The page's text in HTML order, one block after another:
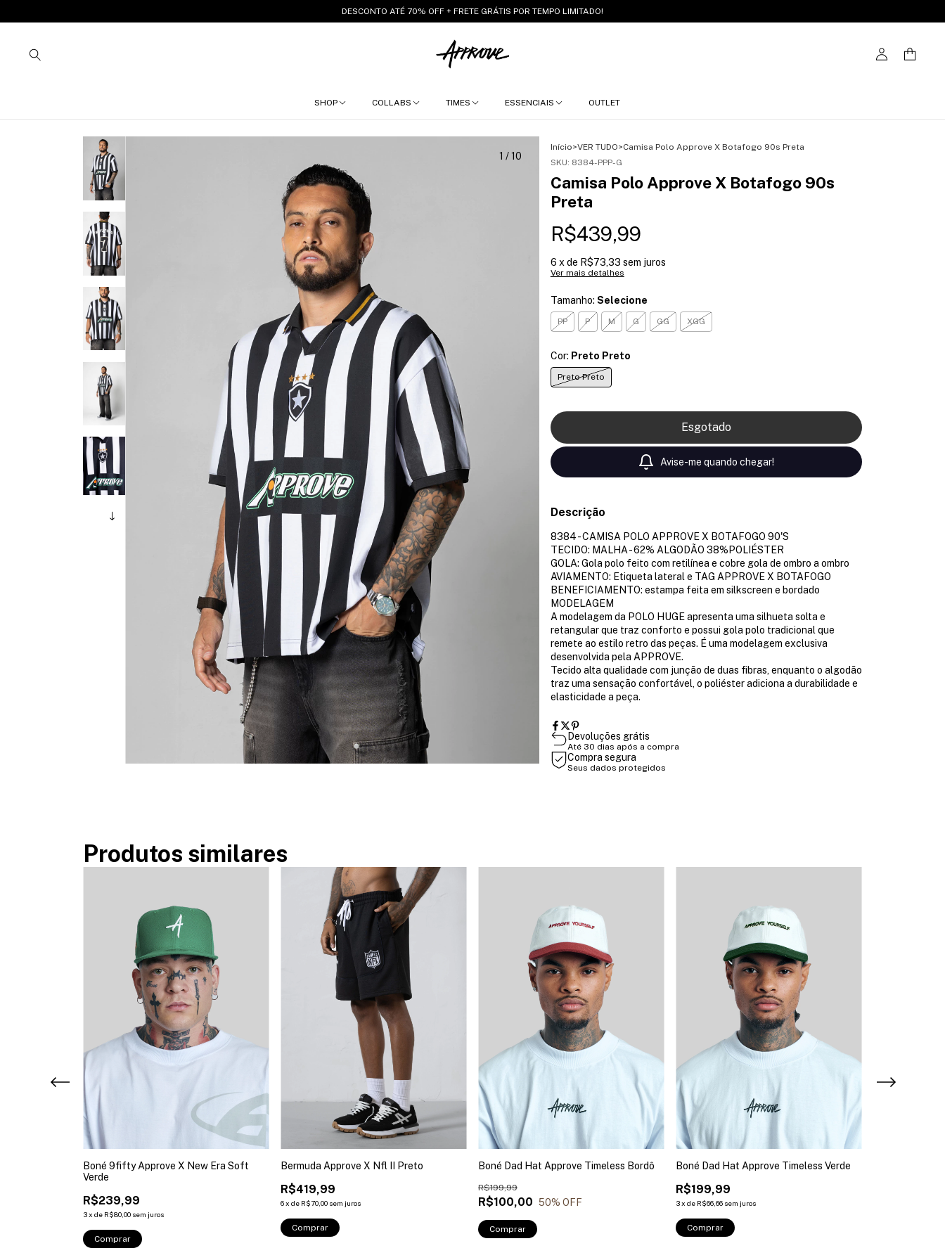
DESCONTO ATÉ 70% OFF + FRETE GRÁTIS POR TEMPO LIMITADO!
SHOP COLLABS TIMES ESSENCIAIS OUTLET
1 /10
Início>VER TUDO>Camisa Polo Approve X Botafogo 90s Preta
SKU: 8384-PPP-G
Camisa Polo Approve X Botafogo 90s
Preta
R$439,99
6 x de R$73,33 sem juros
Ver mais detalhes
Tamanho: Selecione
PP P M G GG XGG
Cor: Preto Preto
Preto Preto
Avise-me quando chegar!
Descrição
8384 - CAMISA POLO APPROVE X BOTAFOGO 90'S
TECIDO: MALHA - 62% ALGODÃO 38%POLIÉSTER
GOLA: Gola polo feito com retilínea e cobre gola de ombro a ombro
AVIAMENTO: Etiqueta lateral e TAG APPROVE X BOTAFOGO
BENEFICIAMENTO: estampa feita em silkscreen e bordado
MODELAGEM
A modelagem da POLO HUGE apresenta uma silhueta solta e
retangular que traz conforto e possui gola polo tradicional que
remete ao estilo retro das peças. É uma modelagem exclusiva
desenvolvida pela APPROVE.
Tecido alta qualidade com junção de duas fibras, enquanto o algodão
traz uma sensação confortável, o poliéster adiciona a durabilidade e
elasticidade a peça.
Devoluções grátis
Até 30 dias após a compra
Compra segura
Seus dados protegidos
Produtos similares
Boné 9fifty Approve X New Era Soft
Verde
R$239,99
3x de R$80,00 sem juros
Comprar
Bermuda Approve X Nfl II Preto
R$419,99
6x de R$70,00 sem juros
Comprar
Boné Dad Hat Approve Timeless Bordô
R$100,00
R$199,99
50% OFF
Comprar
Boné Dad Hat Approve Timeless Verde
R$199,99
3x de R$66,66 sem juros
Comprar